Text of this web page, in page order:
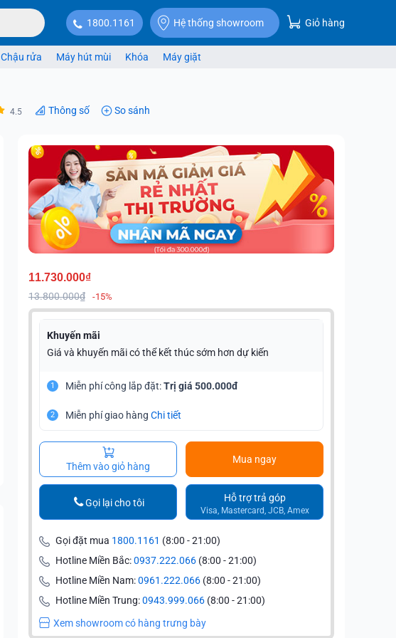
1800.1161 Hệ thống showroom Giỏ hàng
Chậu rửa Máy hút mùi Khóa Máy giặt
4.5 Thông số So sánh
11.730.000₫
13.800.000₫ -15%
Khuyến mãi
Giá và khuyến mãi có thể kết thúc sớm hơn dự kiến
1 Miễn phí công lắp đặt:Trị giá 500.000đ
2 Miễn phí giao hàng Chi tiết
Thêm vào giỏ hàng
Mua ngay
Hỗ trợ trả góp
Visa, Mastercard, JCB, Amex
Gọi lại cho tôi
Gọi đặt mua 1800.1161 (8:00 - 21:00)
Hotline Miền Bắc:0937.222.066 (8:00 - 21:00)
Hotline Miền Nam:0961.222.066 (8:00 - 21:00)
Hotline Miền Trung:0943.999.066 (8:00 - 21:00)
Xem showroom có hàng trưng bày